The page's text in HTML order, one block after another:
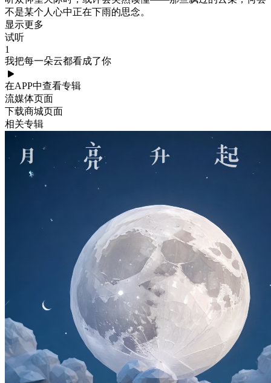
不是某个人心中正在下雨的思念。
显示更多
试听
1
我把每一朵云都看成了你
在APP中查看专辑
流媒体页面
下载商城页面
相关专辑